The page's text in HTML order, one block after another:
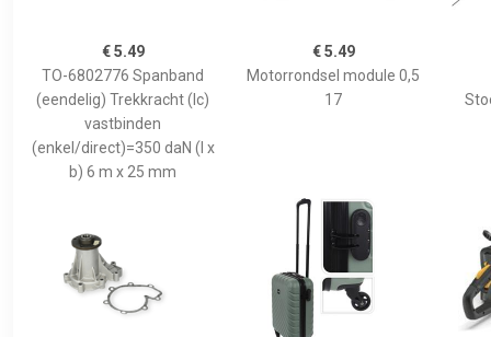
€ 5.49
TO-6802776 Spanband
(eendelig) Trekkracht (lc)
vastbinden
(enkel/direct)=350 daN (l x
b) 6 m x 25 mm
€ 5.49
Motorrondsel module 0,5
17